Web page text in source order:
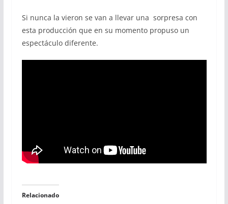
Si nunca la vieron se van a llevar una sorpresa con
esta producción que en su momento propuso un
espectáculo diferente.
Relacionado